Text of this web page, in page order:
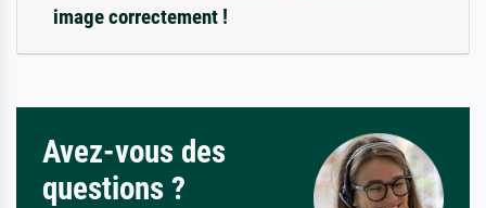
image correctement !
Avez-vous des
questions ?